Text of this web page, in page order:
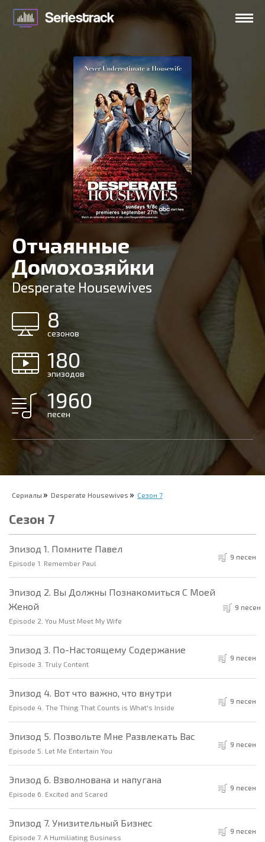
Отчаянные
Домохозяйки
Desperate Housewives
8
сезонов
180
эпизодов
1960
песен
Сериалы Desperate Housewives Сезон 7
Сезон 7
Эпизод 1. Помните Павел
Episode 1. Remember Paul
9 песен
Эпизод 2. Вы Должны Познакомиться С Моей
Женой
Episode 2. You Must Meet My Wife
9 песен
Эпизод 3. По-Настоящему Содержание
Episode 3. Truly Content
9 песен
Эпизод 4. Вот что важно, что внутри
Episode 4. The Thing That Counts is What's Inside
9 песен
Эпизод 5. Позвольте Мне Развлекать Вас
Episode 5. Let Me Entertain You
9 песен
Эпизод 6. Взволнована и напугана
Episode 6. Excited and Scared
9 песен
Эпизод 7. Унизительный Бизнес
Episode 7. A Humiliating Business
9 песен